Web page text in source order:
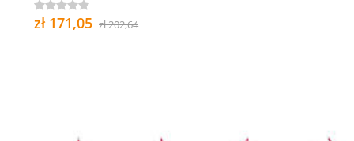
zł 171,05 zł 202,64